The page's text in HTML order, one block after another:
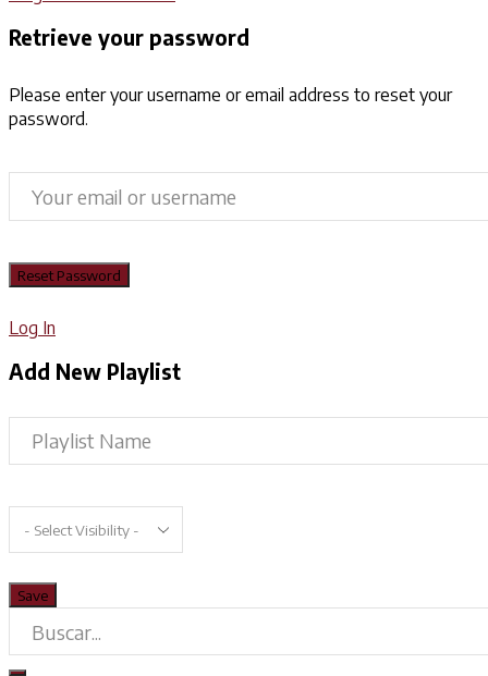
Retrieve your password
Please enter your username or email address to reset your
password.
Log In
Add New Playlist